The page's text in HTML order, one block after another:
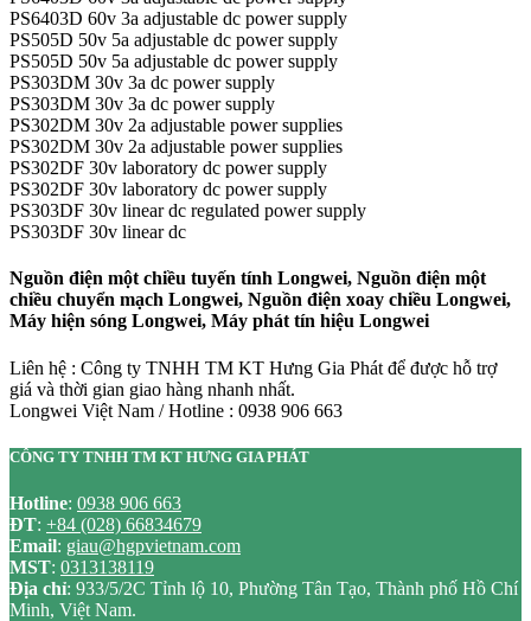
PS6403D 60v 3a adjustable dc power supply
PS505D 50v 5a adjustable dc power supply
PS505D 50v 5a adjustable dc power supply
PS303DM 30v 3a dc power supply
PS303DM 30v 3a dc power supply
PS302DM 30v 2a adjustable power supplies
PS302DM 30v 2a adjustable power supplies
PS302DF 30v laboratory dc power supply
PS302DF 30v laboratory dc power supply
PS303DF 30v linear dc regulated power supply
PS303DF 30v linear dc
Nguồn điện một chiều tuyến tính Longwei, Nguồn điện một
chiều chuyển mạch Longwei, Nguồn điện xoay chiều Longwei,
Máy hiện sóng Longwei, Máy phát tín hiệu Longwei
Liên hệ : Công ty TNHH TM KT Hưng Gia Phát để được hỗ trợ
giá và thời gian giao hàng nhanh nhất.
Longwei Việt Nam / Hotline : 0938 906 663
CÔNG TY TNHH TM KT HƯNG GIA PHÁT
Hotline: 0938 906 663
ĐT: +84 (028) 66834679
Email: giau@hgpvietnam.com
MST: 0313138119
Địa chỉ: 933/5/2C Tỉnh lộ 10, Phường Tân Tạo, Thành phố Hồ Chí
Minh, Việt Nam.